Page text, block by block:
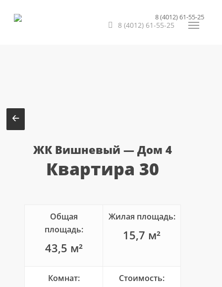
8 (4012) 61-55-25
8 (4012) 61-55-25 Меню
ЖК Вишневый — Дом 4
Квартира 30
Общая
площадь:
43,5 м²
Жилая площадь:
15,7 м²
Комнат: Стоимость: